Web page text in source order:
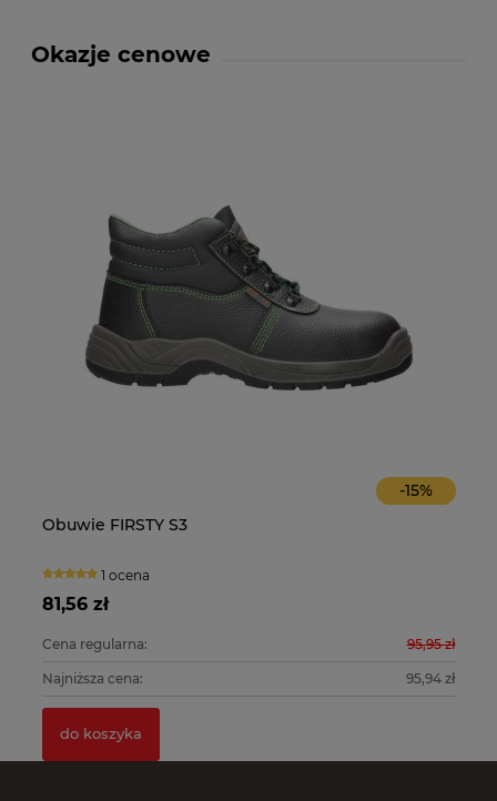
Okazje cenowe
-15%
Obuwie FIRSTY S3
1 ocena
81,56 zł
Cena regularna: 95,95 zł
Najniższa cena: 95,94 zł
do koszyka